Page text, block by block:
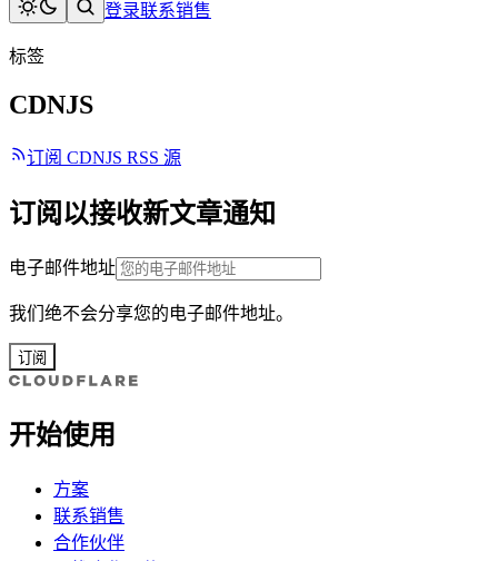
登录联系销售
标签
CDNJS
订阅 CDNJS RSS 源
订阅以接收新文章通知
电子邮件地址
我们绝不会分享您的电子邮件地址。
订阅
开始使用
方案
联系销售
合作伙伴